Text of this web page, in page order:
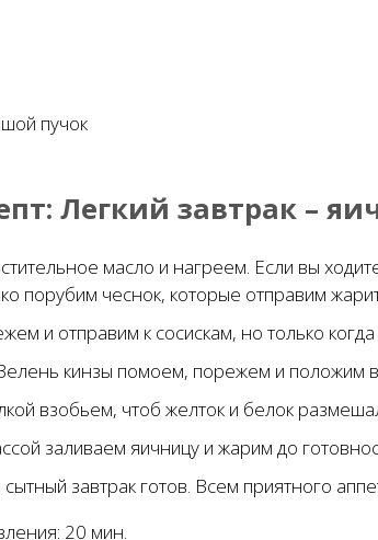
пучок
Легкий завтрак –
масло и нагреем. Если вы
порубим чеснок, которые отправим
и отправим к сосискам, но только когда
кинзы помоем, порежем и положим
взобьем, чтоб желток и белок
заливаем яичницу и жарим до
завтрак готов. Всем приятного
20 мин.